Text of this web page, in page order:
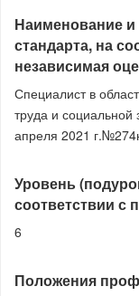
Наименование
стандарта, на
независимая
Специалист в
труда и
апреля 2021
Уровень
соответствии с
6
Положения